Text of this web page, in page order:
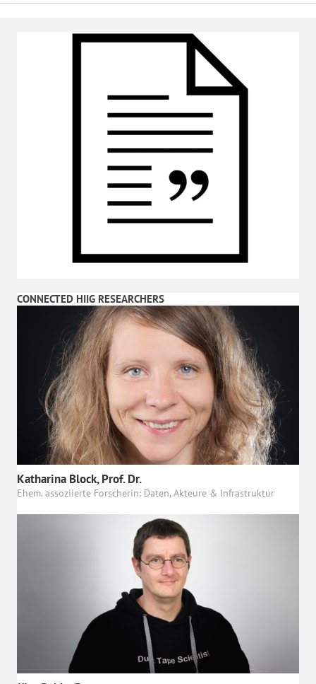
CONNECTED HIIG RESEARCHERS
Katharina Block, Prof. Dr.
Ehem. assoziierte Forscherin: Daten, Akteure & Infrastruktur